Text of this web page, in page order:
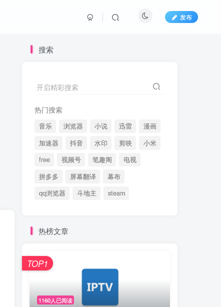
发布
搜索
开启精彩搜索
热门搜索
音乐 浏览器 小说 迅雷
漫画
加速器
抖音 水印 剪映
小米
free
视频号 笔趣阁
电视
拼多多
屏幕翻译
幕布
qq浏览器
斗地主 steam
热榜文章
1160人已阅读
TOP1